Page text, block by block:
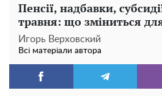
Пенсії, надбавки,
травня: що зміниться
Игорь Верховский
Всі матеріали автора